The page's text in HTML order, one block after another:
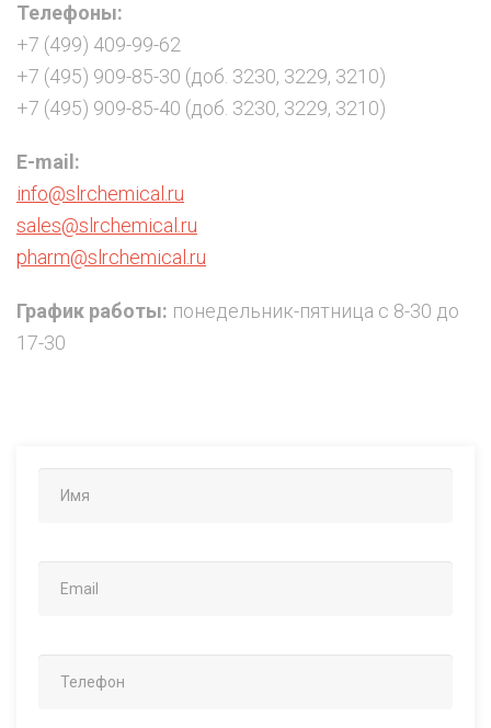
Телефоны:
+7 (499) 409-99-62
+7 (495) 909-85-30 (доб. 3230, 3229, 3210)
+7 (495) 909-85-40 (доб. 3230, 3229, 3210)
E-mail:
info@slrchemical.ru
sales@slrchemical.ru
pharm@slrchemical.ru
График работы: понедельник-пятница с 8-30 до
17-30